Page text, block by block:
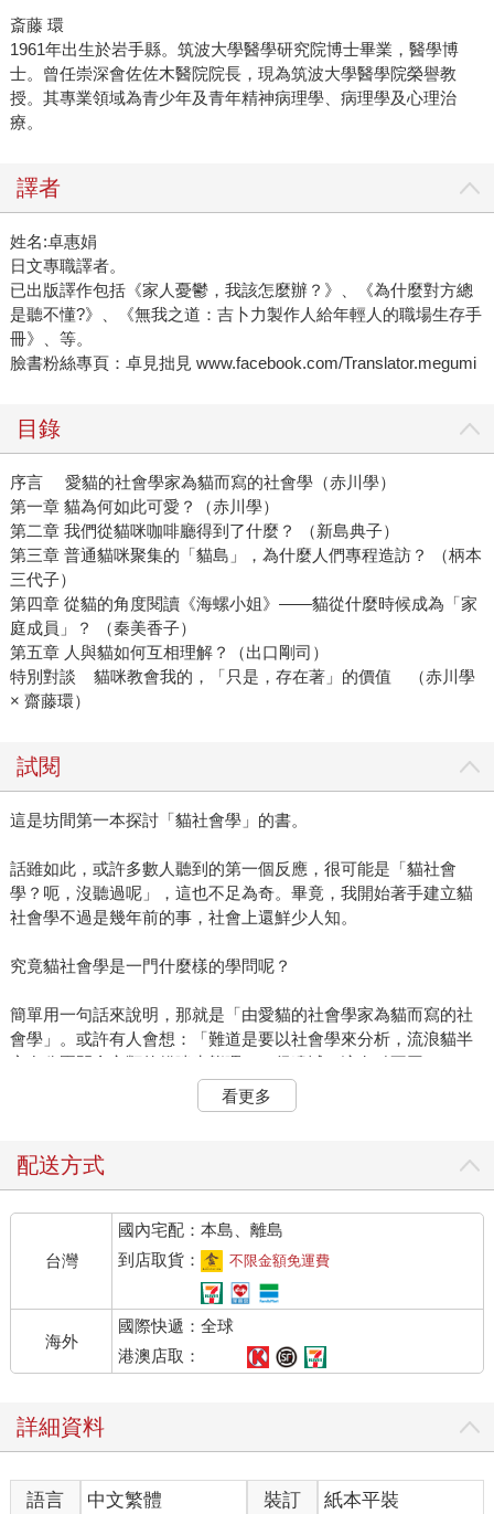
斎藤 環
1961年出生於岩手縣。筑波大學醫學研究院博士畢業，醫學博
士。曾任崇深會佐佐木醫院院長，現為筑波大學醫學院榮譽教
授。其專業領域為青少年及青年精神病理學、病理學及心理治
療。
譯者
姓名:卓惠娟
日文專職譯者。
已出版譯作包括《家人憂鬱，我該怎麼辦？》、《為什麼對方總
是聽不懂?》、《無我之道：吉卜力製作人給年輕人的職場生存手
冊》、等。
臉書粉絲專頁：卓見拙見 www.facebook.com/Translator.megumi
目錄
序言 愛貓的社會學家為貓而寫的社會學（赤川學）
第一章 貓為何如此可愛？（赤川學）
第二章 我們從貓咪咖啡廳得到了什麼？ （新島典子）
第三章 普通貓咪聚集的「貓島」，為什麼人們專程造訪？ （柄本
三代子）
第四章 從貓的角度閱讀《海螺小姐》——貓從什麼時候成為「家
庭成員」？ （秦美香子）
第五章 人與貓如何互相理解？（出口剛司）
特別對談 貓咪教會我的，「只是，存在著」的價值 （赤川學
× 齋藤環）
試閱
這是坊間第一本探討「貓社會學」的書。
話雖如此，或許多數人聽到的第一個反應，很可能是「貓社會
學？呃，沒聽過呢」，這也不足為奇。畢竟，我開始著手建立貓
社會學不過是幾年前的事，社會上還鮮少人知。
究竟貓社會學是一門什麼樣的學問呢？
簡單用一句話來說明，那就是「由愛貓的社會學家為貓而寫的社
會學」。或許有人會想：「難道是要以社會學來分析，流浪貓半
夜在公園開會之類的貓咪生態嗎？」很遺憾，這有點不同。
雖然有一點離題，讓我先從貓與人類的歷史來解釋。其中較廣為
前。位於地中海的賽普勒斯島遺跡中，發現了一處古墓，墓中埋
年前的古墓，因而推測這可能是家貓最早出現的時期。
有人可能因而認為：「原來從那時候開始，人類就已經開始疼愛
貓咪了啊。」但這恐怕與事實不符。舉例來說，大約西元前四千
年的埃及，農業已相當興盛，人們種植小麥和大麥。等重要主
食，但卻遭到老鼠大肆啃食破壞收穫的穀物。而天生有獵捕老鼠
等小動物習性的貓，因為能消滅鼠患而受到重視。嚴格來說，當
時人類之所以飼養貓，純粹基於實用價值。
然而，現在的日本，以捕鼠為目的而養貓的人，就算有也只占極
少數。如今，大多數人認為貓狗等寵物是「家庭成員」。而人們
開始將寵物視為「家人」並細心照料，也僅是近年的事。在這樣
的背景下，日本在二○一七年貓的飼養數量首次超過狗，從那時
看更多
配送方式
台灣
國內宅配：本島、離島
到店取貨：
不限金額免運費
海外
國際快遞：全球
港澳店取：
詳細資料
語言 中文繁體 裝訂
紙本平裝